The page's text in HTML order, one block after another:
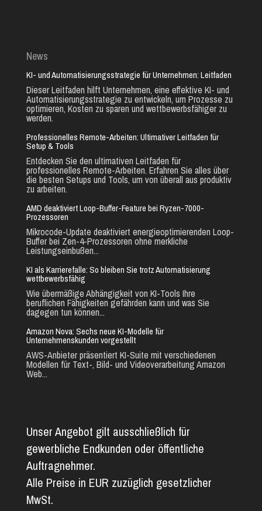
News
KI- und Automatisierungsstrategie für Unternehmen: Leitfaden
Dieser Leitfaden hilft Unternehmen, eine effektive KI- und
Automatisierungsstrategie zu entwickeln, um Prozesse zu
optimieren, Kosten zu sparen und wettbewerbsfähiger zu
werden.
Professionelles Remote-Arbeiten: Ultimativer Leitfaden für
Setup & Tools
Entdecken Sie den ultimativen Leitfaden für
professionelles Remote-Arbeiten. Erfahren Sie alles über
die besten Setups und Tools, um von überall aus produktiv
zu arbeiten.
AMD deaktiviert Loop-Buffer-Feature bei Ryzen-7000-
Prozessoren
Mikrocode-Update deaktiviert energieoptimierenden Loop-
Buffer bei Zen-4-Prozessoren ohne merkliche
Leistungseinbußen...
KI als Karrierefalle: So bleiben Sie trotz Automatisierung
wettbewerbsfähig
Wie übermäßige Abhängigkeit von KI-Tools Ihre
beruflichen Fähigkeiten gefährden kann und was Sie
dagegen tun können...
Amazon Nova: Sechs neue KI-Modelle für
Unternehmenskunden vorgestellt
AWS-Anbieter präsentiert KI-Suite mit verschiedenen
Modellen für Text-, Bild- und Videoverarbeitung Amazon
Web...
Unser Angebot gilt ausschließlich für
gewerbliche Endkunden oder öffentliche
Auftragnehmer.
Alle Preise in EUR zuzüglich gesetzlicher
MwSt.